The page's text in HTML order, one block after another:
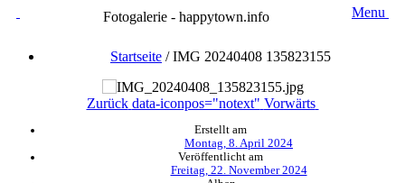
Fotogalerie - happytown.info Menu
Startseite /IMG 20240408 135823155
Zurück data-iconpos="notext" Vorwärts
Erstellt am
Montag, 8. April 2024
Veröffentlicht am
Freitag, 22. November 2024